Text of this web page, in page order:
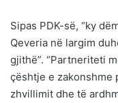
Sipas PDK-së, “ky
Qeveria në largim
gjithë”. “Partneriteti
çështje e zakonshme
zhvillimit dhe të